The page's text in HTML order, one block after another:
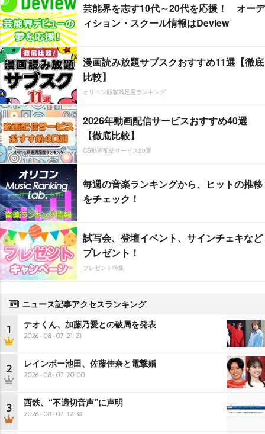
芸能界を志す10代～20代を応援！ オーデ
ィション・スクール情報はDeview
漫画読み放題サブスクおすすめ11選【徹底
比較】
オリコン顧客満足度ランキング
2026年動画配信サービスおすすめ40選
【徹底比較】
CS動画配信サービス20選
毎週の音楽ランキングから、ヒットの推移
をチェック！
試写会、登壇イベント、サインチェキなど
プレゼント！
プレゼント特集
ニュース記事アクセスランキング
1 テオくん、加藤乃愛との破局を発表
2026-08-07 21:21
2 レインボー池田、佐藤佳奈と電撃婚
2026-08-07 20:00
3 西鉄、“不適切音声”に声明
2026-08-07 12:34